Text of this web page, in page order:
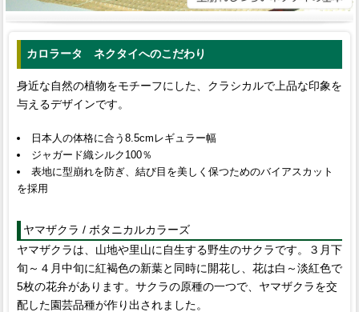
カロラータ ネクタイへのこだわり
身近な自然の植物をモチーフにした、クラシカルで上品な印象を
与えるデザインです。
日本人の体格に合う8.5cmレギュラー幅
ジャガード織シルク100％
表地に型崩れを防ぎ、結び目を美しく保つためのバイアスカット
を採用
ヤマザクラ / ボタニカルカラーズ
ヤマザクラは、山地や里山に自生する野生のサクラです。３月下
旬～４月中旬に紅褐色の新葉と同時に開花し、花は白～淡紅色で
5枚の花弁があります。サクラの原種の一つで、ヤマザクラを交
配した園芸品種が作り出されました。